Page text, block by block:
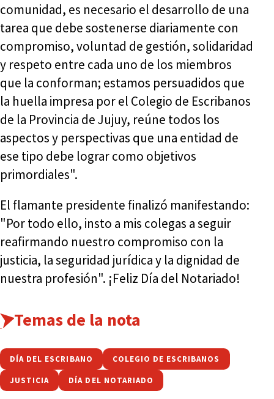
comunidad, es necesario el desarrollo de una
tarea que debe sostenerse diariamente con
compromiso, voluntad de gestión, solidaridad
y respeto entre cada uno de los miembros
que la conforman; estamos persuadidos que
la huella impresa por el Colegio de Escribanos
de la Provincia de Jujuy, reúne todos los
aspectos y perspectivas que una entidad de
ese tipo debe lograr como objetivos
primordiales".
El flamante presidente finalizó manifestando:
"Por todo ello, insto a mis colegas a seguir
reafirmando nuestro compromiso con la
justicia, la seguridad jurídica y la dignidad de
nuestra profesión". ¡Feliz Día del Notariado!
Temas de la nota
DÍA DEL ESCRIBANO COLEGIO DE ESCRIBANOS
JUSTICIA DÍA DEL NOTARIADO